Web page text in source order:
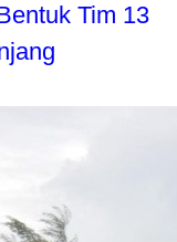
Tim 13